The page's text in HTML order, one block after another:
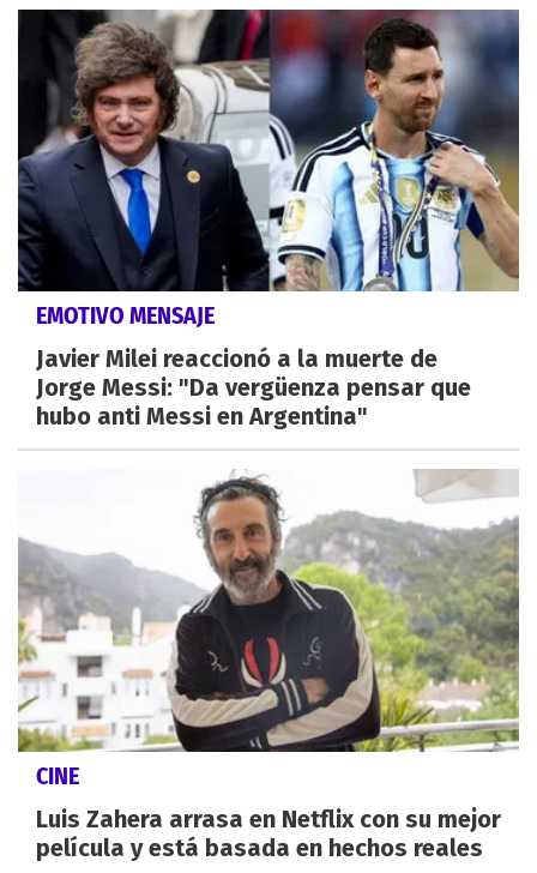
EMOTIVO MENSAJE
Javier Milei reaccionó a la muerte de
Jorge Messi: "Da vergüenza pensar que
hubo anti Messi en Argentina"
CINE
Luis Zahera arrasa en Netflix con su mejor
película y está basada en hechos reales